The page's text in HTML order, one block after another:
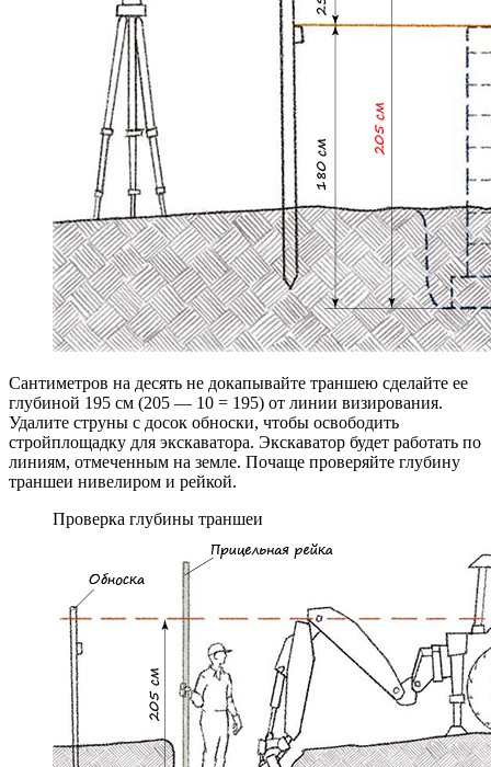
Сантиметров на десять не докапывайте траншею сделайте ее
глубиной 195 см (205 — 10 = 195) от линии визирования.
Удалите струны с досок обноски, чтобы освободить
стройплощадку для экскаватора. Экскаватор будет работать по
линиям, отмеченным на земле. Почаще проверяйте глубину
траншеи нивелиром и рейкой.
Проверка глубины траншеи